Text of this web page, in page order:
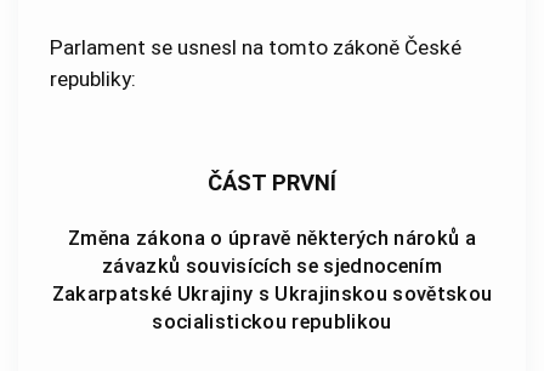
Parlament se usnesl na tomto zákoně České
republiky:
ČÁST PRVNÍ
Změna zákona o úpravě některých nároků a
závazků souvisících se sjednocením
Zakarpatské Ukrajiny s Ukrajinskou sovětskou
socialistickou republikou